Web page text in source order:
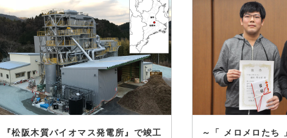
『松阪木質バイオマス発電所』で竣工
～「 メロメロたち